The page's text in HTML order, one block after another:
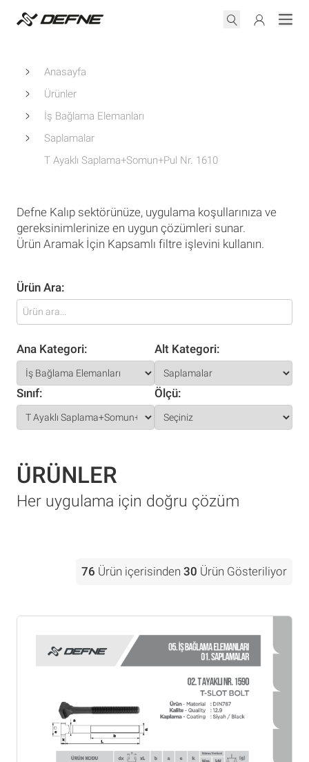
Anasayfa
Ürünler
İş Bağlama Elemanları
Saplamalar
T Ayaklı Saplama+Somun+Pul Nr. 1610
Defne Kalıp sektörünüze, uygulama koşullarınıza ve
gereksinimlerinize en uygun çözümleri sunar.
Ürün Aramak İçin Kapsamlı filtre işlevini kullanın.
Ürün Ara:
Ana Kategori: Alt Kategori:
Sınıf: Ölçü:
ÜRÜNLER
Her uygulama için doğru çözüm
76 Ürün içerisinden 30 Ürün Gösteriliyor